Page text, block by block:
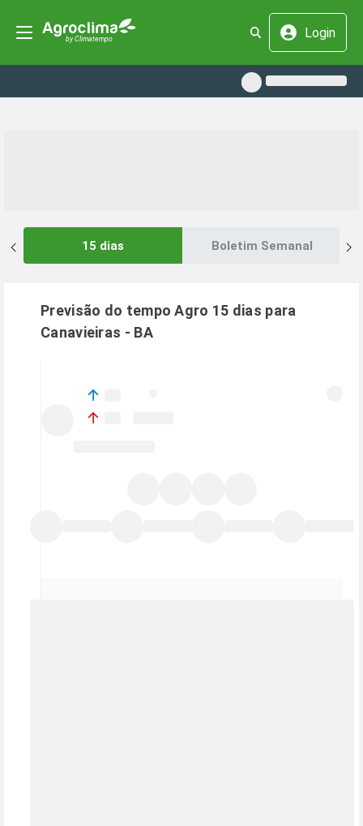
Login
15 dias Boletim Semanal
Previsão do tempo Agro 15 dias para
Canavieiras - BA